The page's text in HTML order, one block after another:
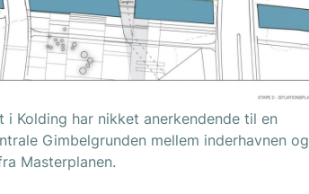
i Kolding har nikket anerkendende til en
Gimbelgrunden mellem inderhavnen og
Masterplanen.